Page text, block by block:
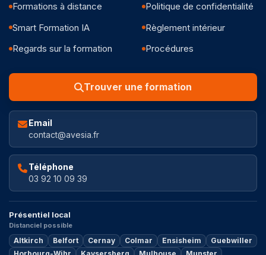
Formations à distance
Smart Formation IA
Regards sur la formation
Politique de confidentialité
Règlement intérieur
Procédures
Trouver une formation
Email
contact@avesia.fr
Téléphone
03 92 10 09 39
Présentiel local
Distanciel possible
Altkirch Belfort Cernay Colmar Ensisheim
Guebwiller